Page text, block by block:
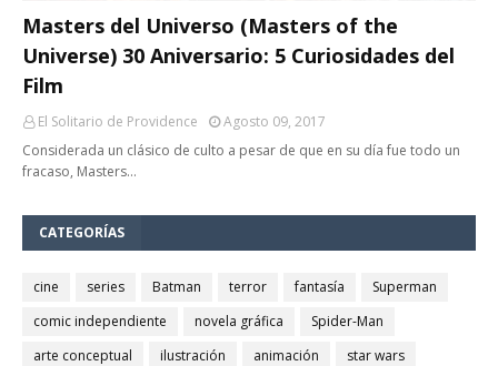
Masters del Universo (Masters of the
Universe) 30 Aniversario: 5 Curiosidades del
Film
El Solitario de Providence
Agosto 09, 2017
Considerada un clásico de culto a pesar de que en su día fue todo un
fracaso, Masters…
CATEGORÍAS
cine series Batman terror fantasía
Superman
comic independiente
novela gráfica
Spider-Man
arte conceptual
ilustración animación
star wars